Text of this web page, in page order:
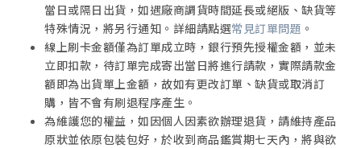
當日或隔日出貨，如遇廠商調貨時間延長或絕版、缺貨等
特殊情況，將另行通知。詳細請點選常見訂單問題 。
線上刷卡金額僅為訂單成立時，銀行預先授權金額，並未
立即扣款，待訂單完成寄出當日將進行請款，實際請款金
額即為出貨單上金額，故如有更改訂單、缺貨或取消訂
購，皆不會有刷退程序產生。
為維護您的權益，如因個人因素欲辦理退貨，請維持產品
原狀並依原包裝包好，於收到商品鑑賞期七天內，將與欲